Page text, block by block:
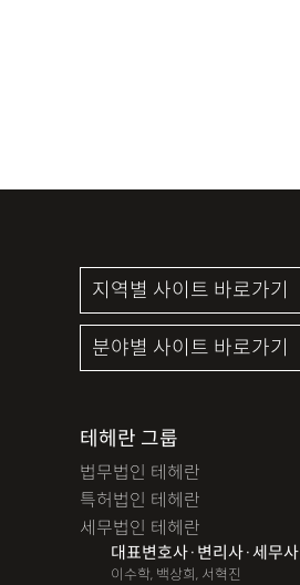
테헤란 그룹
법무법인 테헤란
특허법인 테헤란
세무법인 테헤란
대표변호사·변리사·세무사
이수학, 백상희, 서혁진